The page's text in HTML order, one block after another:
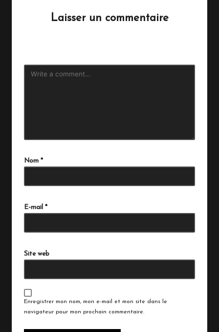
Laisser un commentaire
Nom *
E-mail *
Site web
Enregistrer mon nom, mon e-mail et mon site dans le
navigateur pour mon prochain commentaire.
lt
e
ti